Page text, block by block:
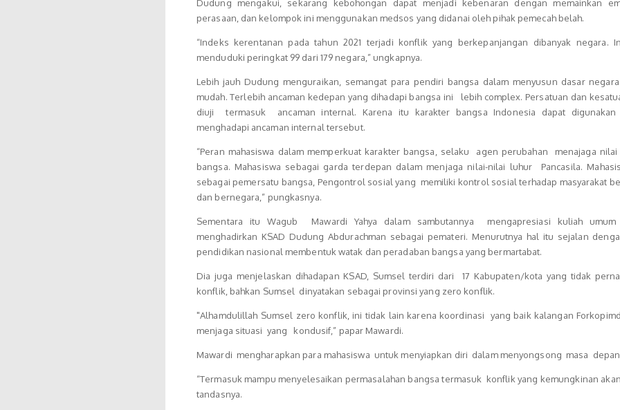
Dudung mengakui, sekarang kebohongan dapat menjadi kebenaran dengan memainkan
perasaan, dan kelompok ini menggunakan medsos yang didanai oleh pihak pemecah belah.
“Indeks kerentanan pada tahun 2021 terjadi konflik yang berkepanjangan dibanyak negara.
menduduki peringkat 99 dari 179 negara,” ungkapnya.
Lebih jauh Dudung menguraikan, semangat para pendiri bangsa dalam menyusun dasar
mudah. Terlebih ancaman kedepan yang dihadapi bangsa ini lebih complex. Persatuan dan
diuji termasuk ancaman internal. Karena itu karakter bangsa Indonesia dapat
menghadapi ancaman internal tersebut.
“Peran mahasiswa dalam memperkuat karakter bangsa, selaku agen perubahan menajaga
bangsa. Mahasiswa sebagai garda terdepan dalam menjaga nilai-nilai luhur Pancasila.
sebagai pemersatu bangsa, Pengontrol sosial yang memiliki kontrol sosial terhadap masyarakat
dan bernegara,” pungkasnya.
Sementara itu Wagub Mawardi Yahya dalam sambutannya mengapresiasi kuliah umum
menghadirkan KSAD Dudung Abdurachman sebagai pemateri. Menurutnya hal itu sejalan
pendidikan nasional membentuk watak dan peradaban bangsa yang bermartabat.
Dia juga menjelaskan dihadapan KSAD, Sumsel terdiri dari 17 Kabupaten/kota yang tidak
konflik, bahkan Sumsel dinyatakan sebagai provinsi yang zero konflik.
"Alhamdulillah Sumsel zero konflik, ini tidak lain karena koordinasi yang baik kalangan
menjaga situasi yang kondusif,” papar Mawardi.
Mawardi mengharapkan para mahasiswa untuk menyiapkan diri dalam menyongsong masa
“Termasuk mampu menyelesaikan permasalahan bangsa termasuk konflik yang kemungkinan
tandasnya.